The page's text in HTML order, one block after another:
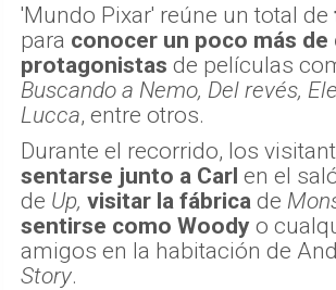
'Mundo Pixar' reúne un total de
para conocer un poco más de
protagonistas de películas
Buscando a Nemo, Del revés,
Lucca, entre otros.
Durante el recorrido, los
sentarse junto a Carl en el
de Up, visitar la fábrica de
sentirse como Woody o
amigos en la habitación de
Story.